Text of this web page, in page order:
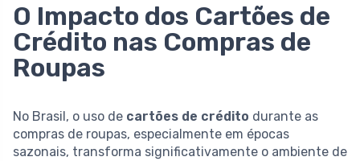
O Impacto dos Cartões de
Crédito nas Compras de
Roupas
No Brasil, o uso de cartões de crédito durante as
compras de roupas, especialmente em épocas
sazonais, transforma significativamente o ambiente de